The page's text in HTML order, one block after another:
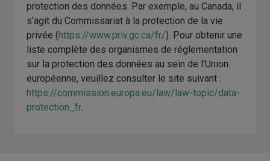
protection des données. Par exemple, au Canada, il
s’agit du Commissariat à la protection de la vie
privée (https://www.priv.gc.ca/fr/). Pour obtenir une
liste complète des organismes de réglementation
sur la protection des données au sein de l’Union
européenne, veuillez consulter le site suivant :
https://commission.europa.eu/law/law-topic/data-
protection_fr.